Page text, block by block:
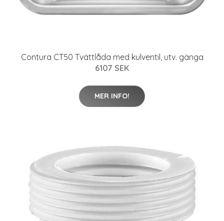
Contura CT50 Tvättlåda med kulventil, utv. gänga
6107 SEK
MER INFO!